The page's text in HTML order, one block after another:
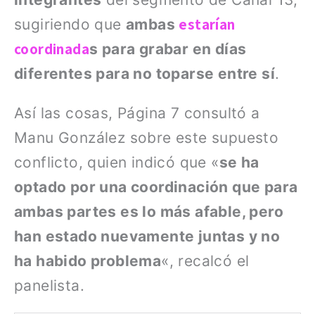
sugiriendo que ambas estarían
coordinadas para grabar en días
diferentes para no toparse entre sí.
Así las cosas, Página 7 consultó a
Manu González sobre este supuesto
conflicto, quien indicó que «se ha
optado por una coordinación que para
ambas partes es lo más afable, pero
han estado nuevamente juntas y no
ha habido problema«, recalcó el
panelista.